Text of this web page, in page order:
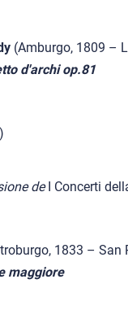
(Amburgo, 1809 –
d'archi op.81
deI Concerti
1833 – San
maggiore